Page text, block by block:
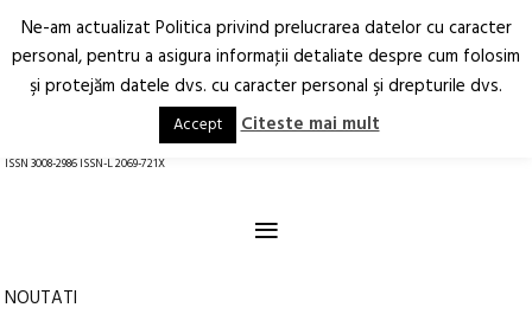
Arhitectură.
Oraș.
RO EN
ISSN 3008-2986 ISSN-L 2069-721X
≡
NOUTATI
Ne-am actualizat Politica privind prelucrarea datelor cu caracter
personal, pentru a asigura informaţii detaliate despre cum folosim
şi protejăm datele dvs. cu caracter personal şi drepturile dvs.
Accept Citeste mai mult